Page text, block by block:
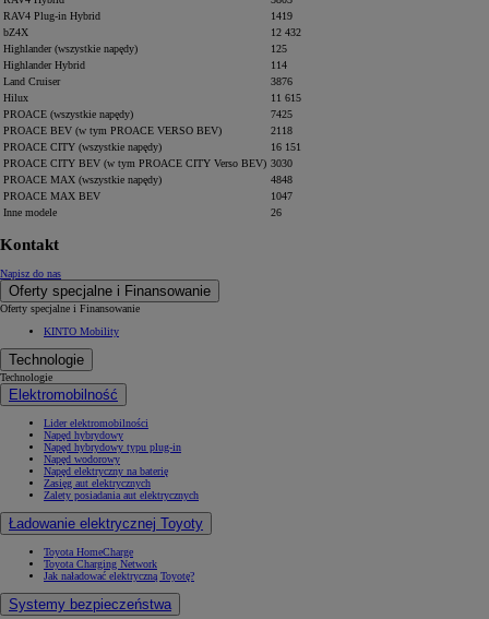
RAV4 Plug-in Hybrid
1419
bZ4X
12 432
Highlander (wszystkie napędy)
125
Highlander Hybrid
114
Land Cruiser
3876
Hilux
11 615
PROACE (wszystkie napędy)
7425
PROACE BEV (w tym PROACE VERSO BEV)
2118
PROACE CITY (wszystkie napędy)
16 151
PROACE CITY BEV (w tym PROACE CITY Verso BEV) 3030
PROACE MAX (wszystkie napędy)
4848
PROACE MAX BEV
1047
Inne modele
26
Kontakt
Napisz do nas
Oferty specjalne i Finansowanie
Oferty specjalne i Finansowanie
KINTO Mobility
Technologie
Technologie
Elektromobilność
Lider elektromobilności
Napęd hybrydowy
Napęd hybrydowy typu plug-in
Napęd wodorowy
Napęd elektryczny na baterię
Zasięg aut elektrycznych
Zalety posiadania aut elektrycznych
Ładowanie elektrycznej Toyoty
Toyota HomeCharge
Toyota Charging Network
Jak naładować elektryczną Toyotę?
Systemy bezpieczeństwa